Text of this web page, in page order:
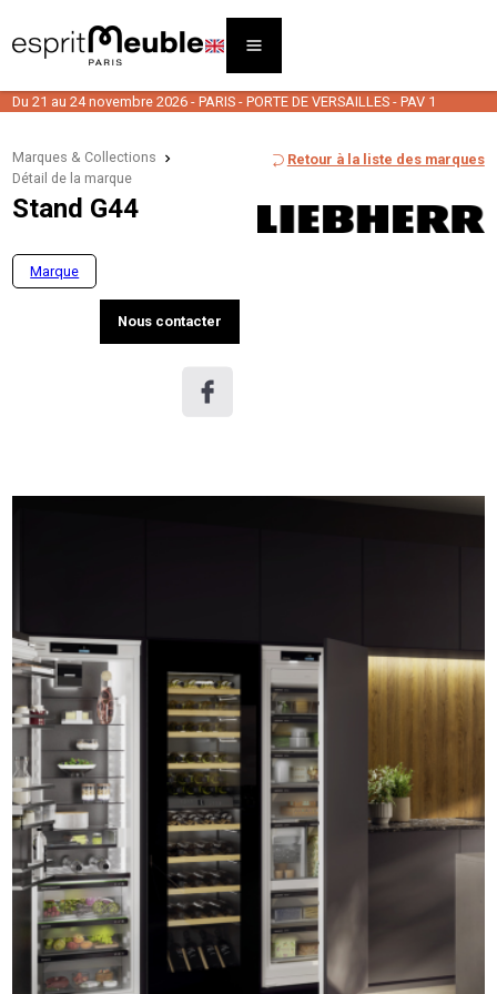
Du 21 au 24 novembre 2026 - PARIS - PORTE DE VERSAILLES - PAV 1
Marques & Collections
Détail de la marque
Retour à la liste des marques
Stand G44
Marque
Nous contacter